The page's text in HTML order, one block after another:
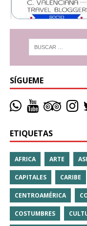
SÍGUEME
ETIQUETAS
AFRICA ARTE
CAPITALES CARIBE
CENTROAMÉRICA
COSTUMBRES